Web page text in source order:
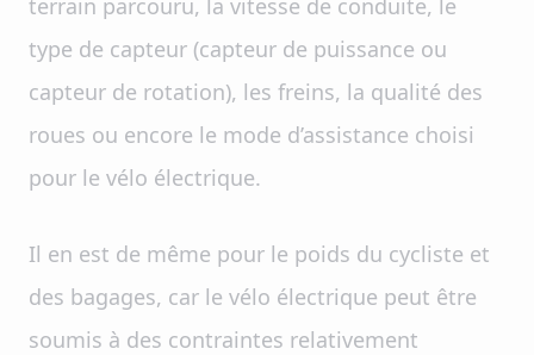
terrain parcouru, la vitesse de conduite, le
type de capteur (capteur de puissance ou
capteur de rotation), les freins, la qualité des
roues ou encore le mode d’assistance choisi
pour le vélo électrique.
Il en est de même pour le poids du cycliste et
des bagages, car le vélo électrique peut être
soumis à des contraintes relativement